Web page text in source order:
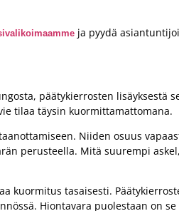
ja pyydä
päätykierrosten lisäyksestä
tilaa täysin kuormittamattomana.
Niiden osuus
perusteella. Mitä suurempi
kuormitus tasaisesti.
Hiontavara puolestaan on